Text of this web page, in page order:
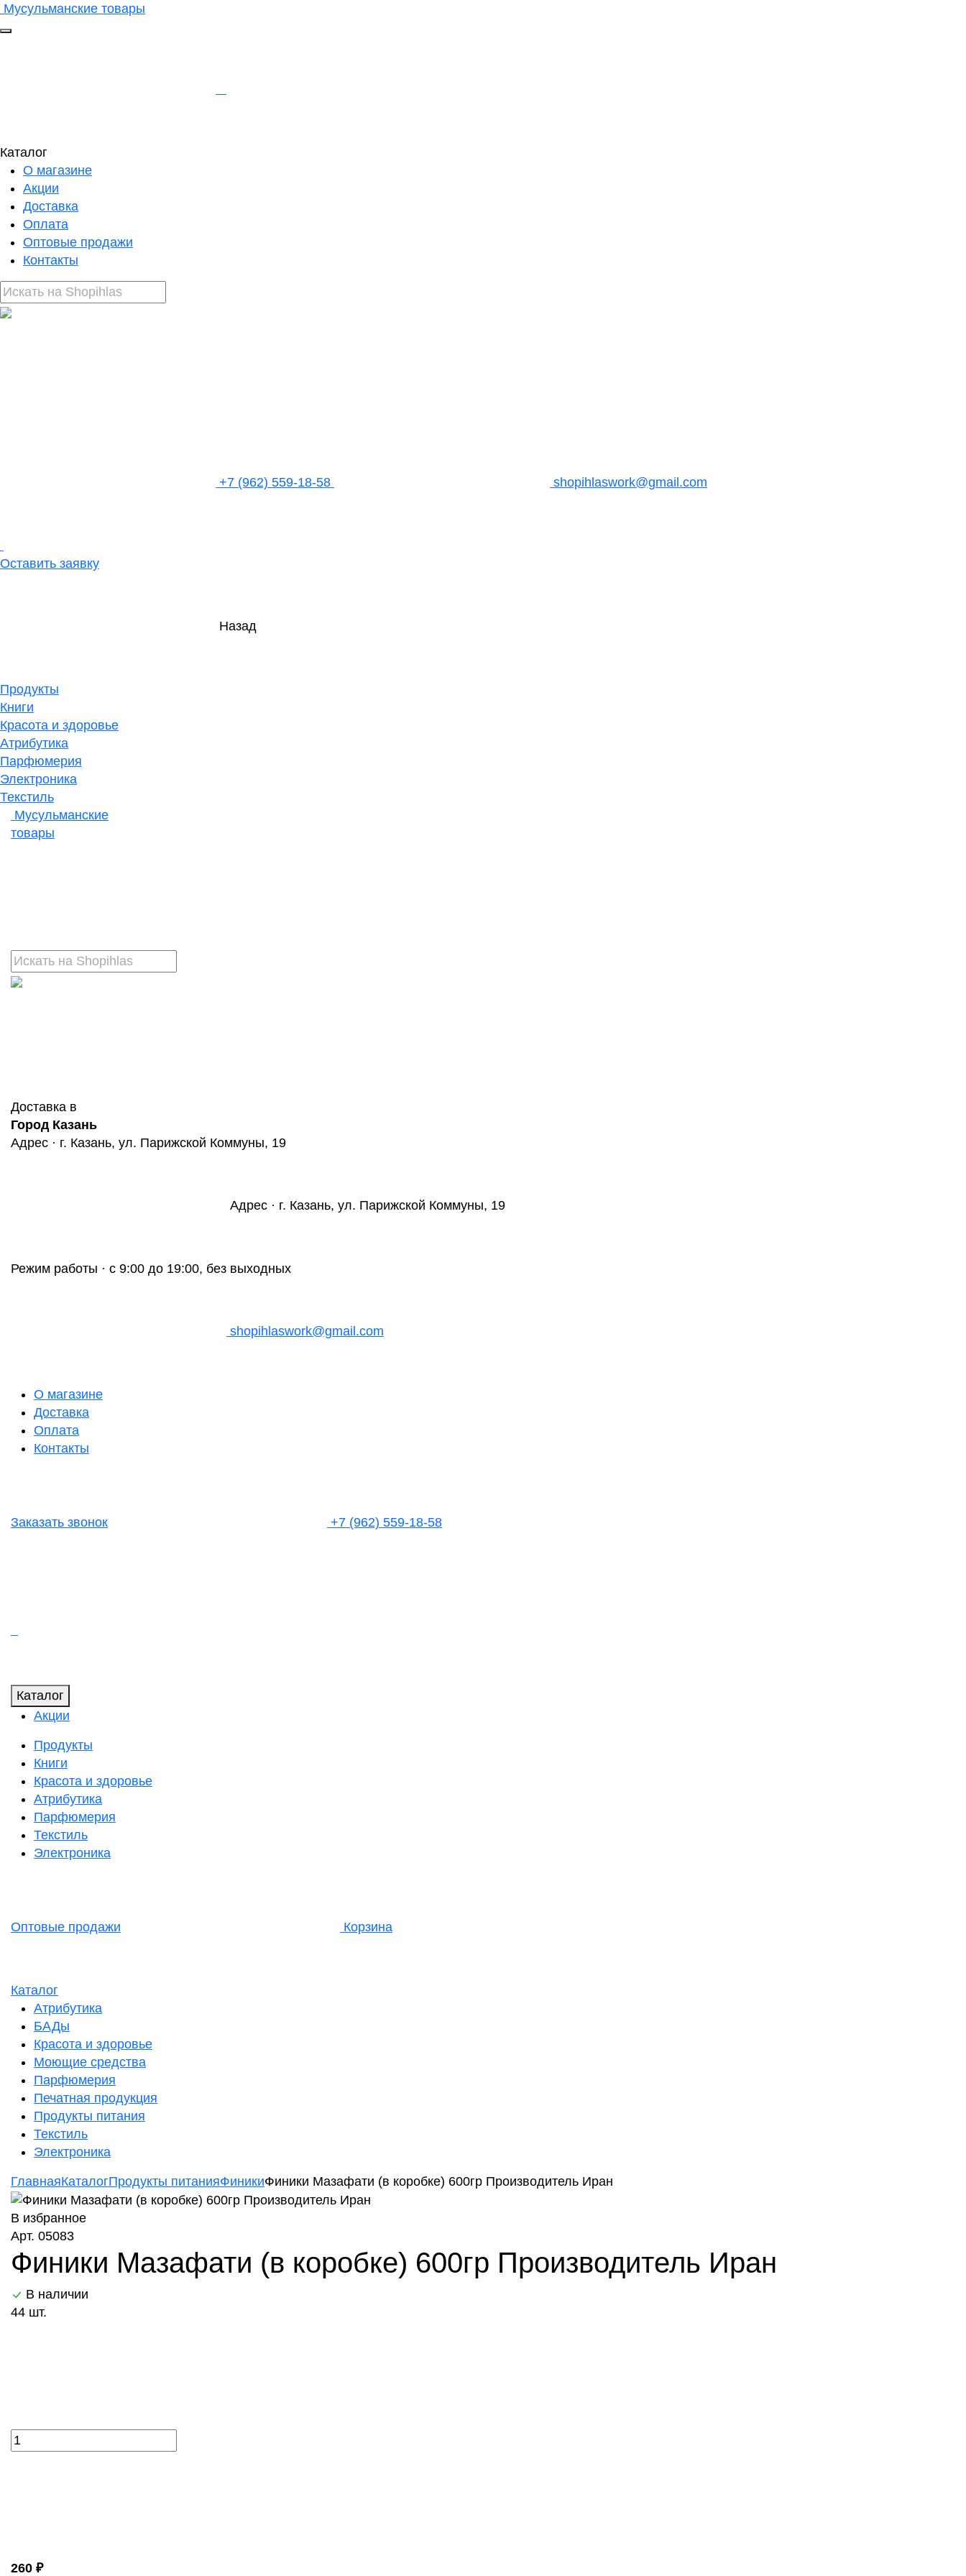
Мусульманские товары
Каталог
О магазине
Акции
Доставка
Оплата
Оптовые продажи
Контакты
+7 (962) 559-18-58 shopihlaswork@gmail.com
Оставить заявку
Назад
Продукты
Книги
Красота и здоровье
Атрибутика
Парфюмерия
Электроника
Текстиль
Мусульманские
товары
Доставка в
Город Казань
Адрес · г. Казань, ул. Парижской Коммуны, 19
Адрес · г. Казань, ул. Парижской Коммуны, 19
Режим работы · с 9:00 до 19:00, без выходных
shopihlaswork@gmail.com
О магазине
Доставка
Оплата
Контакты
Заказать звонок +7 (962) 559-18-58
Каталог
Акции
Продукты
Книги
Красота и здоровье
Атрибутика
Парфюмерия
Текстиль
Электроника
Оптовые продажи Корзина
Каталог
Атрибутика
БАДы
Красота и здоровье
Моющие средства
Парфюмерия
Печатная продукция
Продукты питания
Текстиль
Электроника
ГлавнаяКаталогПродукты питанияФиникиФиники Мазафати (в коробке) 600гр Производитель Иран
В избранное
Арт. 05083
Финики Мазафати (в коробке) 600гр Производитель Иран
В наличии
44 шт.
260 ₽